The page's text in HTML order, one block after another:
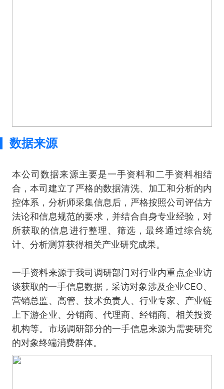
数据来源
本公司数据来源主要是一手资料和二手资料相结
合，本司建立了严格的数据清洗、加工和分析的内
控体系，分析师采集信息后，严格按照公司评估方
法论和信息规范的要求，并结合自身专业经验，对
所获取的信息进行整理、筛选，最终通过综合统
计、分析测算获得相关产业研究成果。
一手资料来源于我司调研部门对行业内重点企业访
谈获取的一手信息数据，采访对象涉及企业CEO、
营销总监、高管、技术负责人、行业专家、产业链
上下游企业、分销商、代理商、经销商、相关投资
机构等。市场调研部分的一手信息来源为需要研究
的对象终端消费群体。